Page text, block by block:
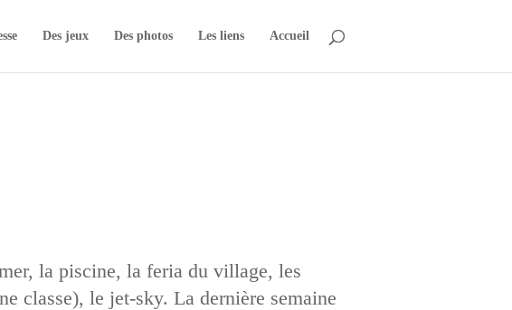
Des jeux Des photos Les liens Accueil
la piscine, la feria du village, les
classe), le jet-sky. La dernière semaine